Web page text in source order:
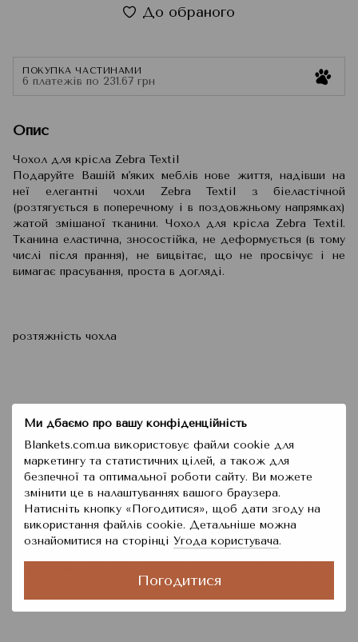
Ми дбаємо про вашу конфіденційність
Blankets.com.ua використовує файли cookie для
маркетингу та статистичних цілей, а також для
безпечної та оптимальної роботи сайту. Ви можете
змінити це в налаштуваннях вашого браузера.
Натисніть кнопку «Погодитися», щоб дати згоду на
використання файлів cookie. Детальніше можна
ознайомитися на сторінці Угода користувача.
Погодитися
До обраного
ПОКУПКА ЧАСТИНАМИ
6 платежів по 231.67 грн
Опис
Чохол для крісла Zebra Textil
Подаруйте Вашій м'яких меблів нове життя, надівши на
неї елегантні чохли Zebra Textil з біеластічной
(розтягується в поперечному і в поздовжньому напрямках)
жатой змішаної тканини. Чохол для крісла Zebra Textil.
Тканина еластична, зносостійка, не деформується (в тому
числі після прання), не вицвітає, що не просвічує і не
вимагає прасування, проста в догляді.
розтяжність чохла
від 70 см до 110 см (по глибині від 45 см до 77 см).
Переваги тканини чохла в тому, що еластичні нитки